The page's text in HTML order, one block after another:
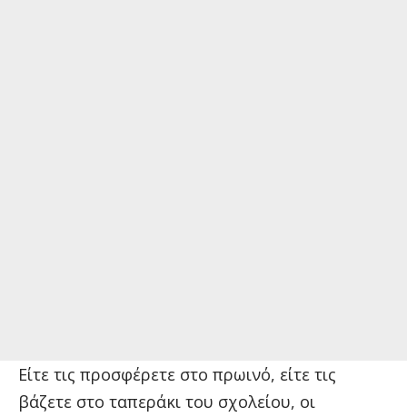
Είτε τις προσφέρετε στο πρωινό, είτε τις
βάζετε στο ταπεράκι του σχολείου, οι